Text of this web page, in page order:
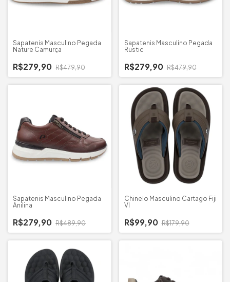
Sapatenis Masculino Pegada
Nature Camurça
R$279,90 R$479,90
Sapatenis Masculino Pegada
Rustic
R$279,90 R$479,90
Sapatenis Masculino Pegada
Anilina
R$279,90 R$489,90
Chinelo Masculino Cartago Fiji
VI
R$99,90 R$179,90